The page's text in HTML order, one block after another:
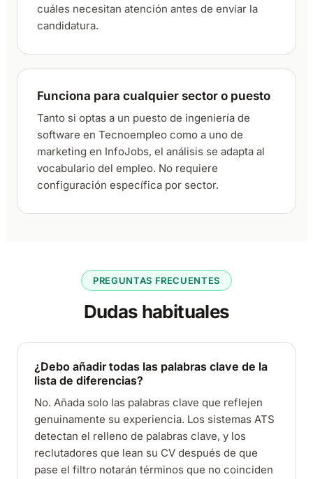
cuáles necesitan atención antes de enviar la
candidatura.
Funciona para cualquier sector o puesto
Tanto si optas a un puesto de ingeniería de
software en Tecnoempleo como a uno de
marketing en InfoJobs, el análisis se adapta al
vocabulario del empleo. No requiere
configuración específica por sector.
PREGUNTAS FRECUENTES
Dudas habituales
¿Debo añadir todas las palabras clave de la
lista de diferencias?
No. Añada solo las palabras clave que reflejen
genuinamente su experiencia. Los sistemas ATS
detectan el relleno de palabras clave, y los
reclutadores que lean su CV después de que
pase el filtro notarán términos que no coinciden